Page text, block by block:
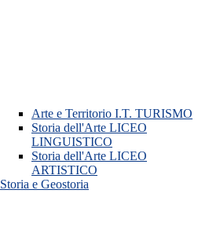
Arte e Territorio I.T. TURISMO
Storia dell'Arte LICEO
LINGUISTICO
Storia dell'Arte LICEO
ARTISTICO
Storia e Geostoria